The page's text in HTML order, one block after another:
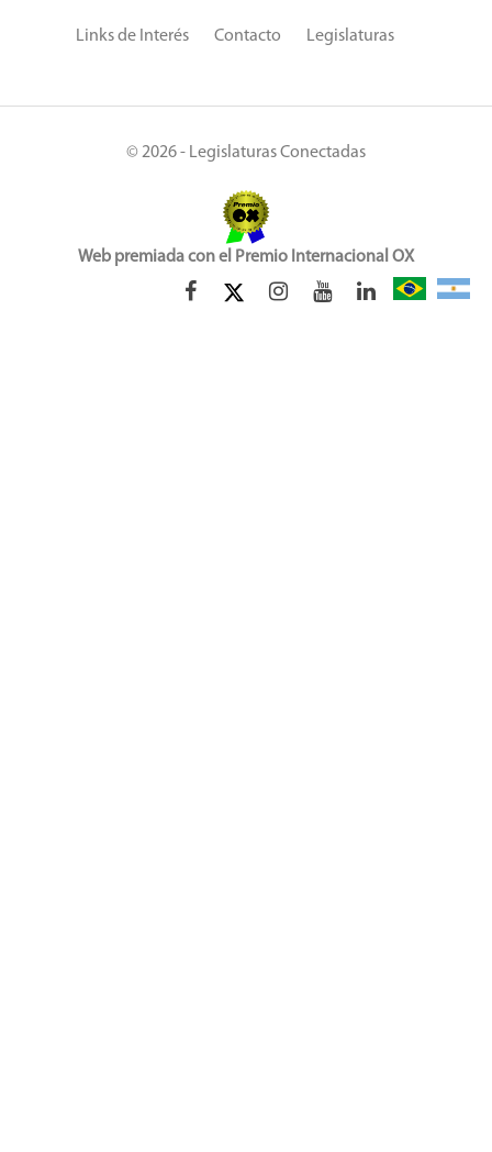
Links de Interés Contacto Legislaturas
© 2026 - Legislaturas Conectadas
Web premiada con el Premio Internacional OX